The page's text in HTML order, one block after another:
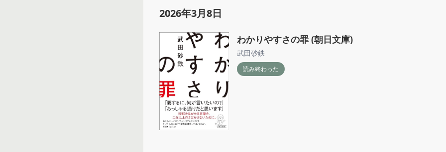
2026年3月8日
わかりやすさの罪 (朝日文庫)
武田砂鉄
読み終わった